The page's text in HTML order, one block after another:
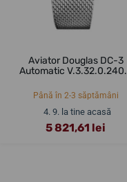
Aviator Douglas DC-3
Automatic
Până în 2-3 săptămâni
4. 9. la tine acasă
5 821,61 lei